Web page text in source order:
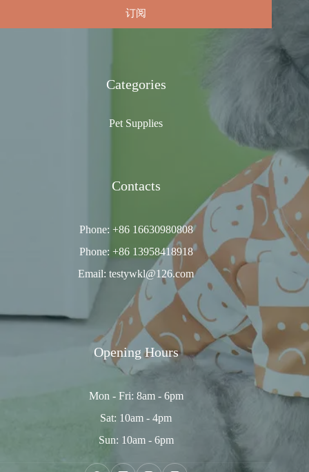
订阅
Categories
Pet Supplies
Contacts
Phone: +86 16630980808
Phone: +86 13958418918
Email: testywkl@126.com
Opening Hours
Mon - Fri: 8am - 6pm
Sat: 10am - 4pm
Sun: 10am - 6pm